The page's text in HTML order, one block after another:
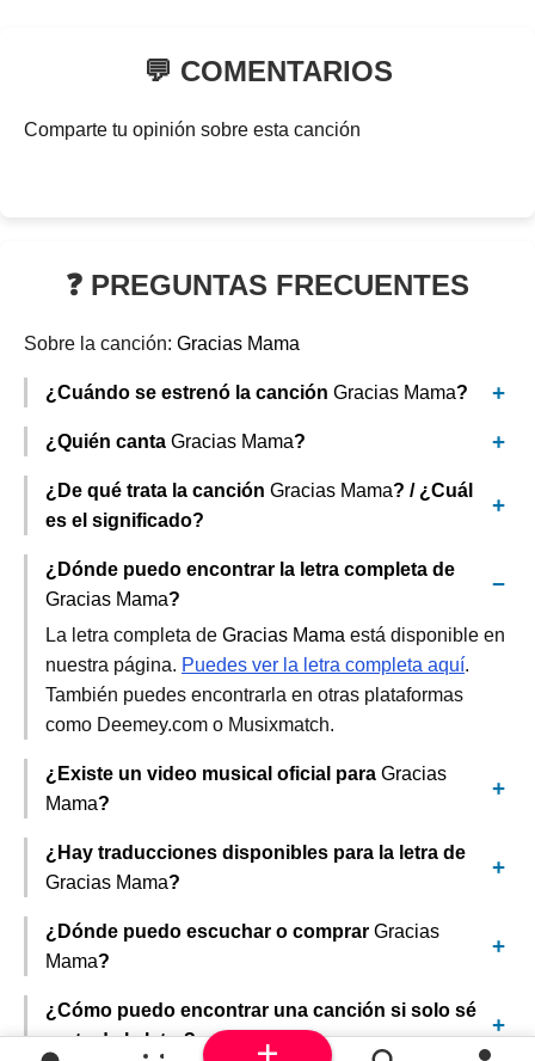
💬 COMENTARIOS
Comparte tu opinión sobre esta canción
❓ PREGUNTAS FRECUENTES
Sobre la canción: Gracias Mama
¿Cuándo se estrenó la canción Gracias Mama?
¿Quién canta Gracias Mama?
¿De qué trata la canción Gracias Mama? / ¿Cuál
es el significado?
¿Dónde puedo encontrar la letra completa de
Gracias Mama?
La letra completa de Gracias Mama está disponible en
nuestra página. Puedes ver la letra completa aquí.
También puedes encontrarla en otras plataformas
como Deemey.com o Musixmatch.
¿Existe un video musical oficial para Gracias
Mama?
¿Hay traducciones disponibles para la letra de
Gracias Mama?
¿Dónde puedo escuchar o comprar Gracias
Mama?
¿Cómo puedo encontrar una canción si solo sé
parte de la letra?